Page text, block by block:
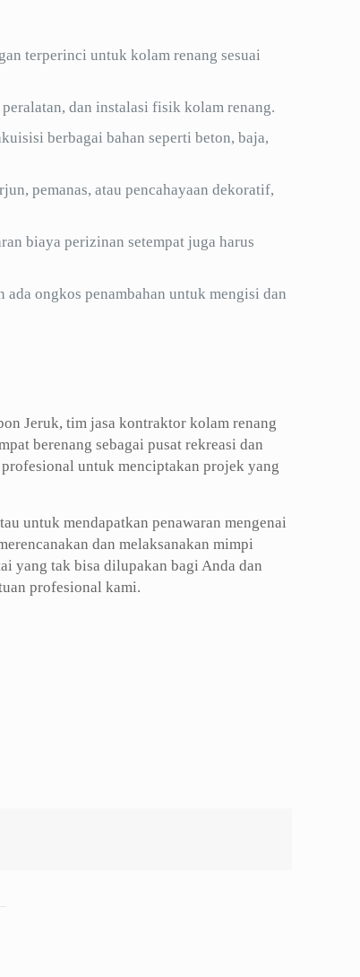
terperinci untuk kolam renang sesuai
dan instalasi fisik kolam renang.
berbagai bahan seperti beton, baja,
pemanas, atau pencahayaan dekoratif,
biaya perizinan setempat juga harus
ada ongkos penambahan untuk mengisi dan
Jeruk, tim jasa kontraktor kolam renang
berenang sebagai pusat rekreasi dan
untuk menciptakan projek yang
untuk mendapatkan penawaran mengenai
dan melaksanakan mimpi
yang tak bisa dilupakan bagi Anda dan
profesional kami.